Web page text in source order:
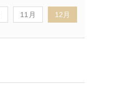
11月 12月